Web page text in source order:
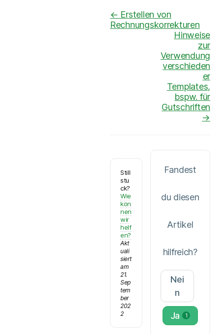
Navigation
← Erstellen von
Rechnungskorrekturen
Hinweise
zur
Verwendung
verschieden
er
Templates,
bspw. für
Gutschriften
→
Still
stu
ck?
Wie
kön
nen
wir
helf
en?
Akt
uali
siert
am
21.
Sep
tem
ber
202
2
Fandest
du diesen
Artikel
hilfreich?
Nei
n
Ja 1